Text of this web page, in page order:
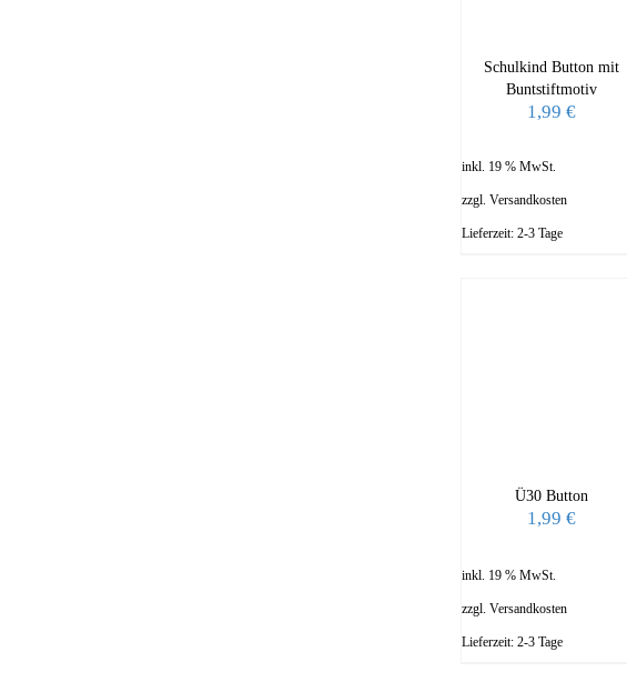
Schulkind Button mit
Buntstiftmotiv
1,99€
inkl. 19 % MwSt.
zzgl.Versandkosten
Lieferzeit:2-3 Tage
Ü30 Button
1,99€
inkl. 19 % MwSt.
zzgl.Versandkosten
Lieferzeit:2-3 Tage